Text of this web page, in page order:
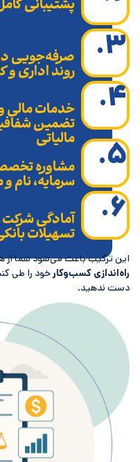
پشتیبانی
۳. صرفه‌جویی در
روند اداری و
۴. خدمات مالی و
تضمین شفافیت
مالیاتی ۵. مشاوره تخصصی
سرمایه، نام و
۶. آمادگی شرکت
تسهیلات بانکی
ترکیب باعث می‌شود شما از همان
کسب‌وکارخود را طی کنید
ندهید.